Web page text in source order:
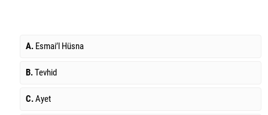
A. Esmai’l Hüsna
B.Tevhid
C.Ayet